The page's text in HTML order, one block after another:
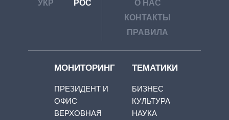
УКР РОС
О НАС
КОНТАКТЫ
ПРАВИЛА
МОНИТОРИНГ
ПРЕЗИДЕНТ И
ОФИС
ВЕРХОВНАЯ
ТЕМАТИКИ
БИЗНЕС
КУЛЬТУРА
НАУКА